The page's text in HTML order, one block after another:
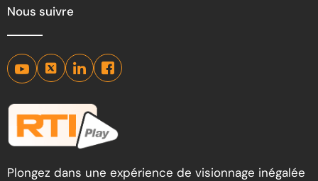
Nous suivre
Plongez dans une expérience de visionnage inégalée